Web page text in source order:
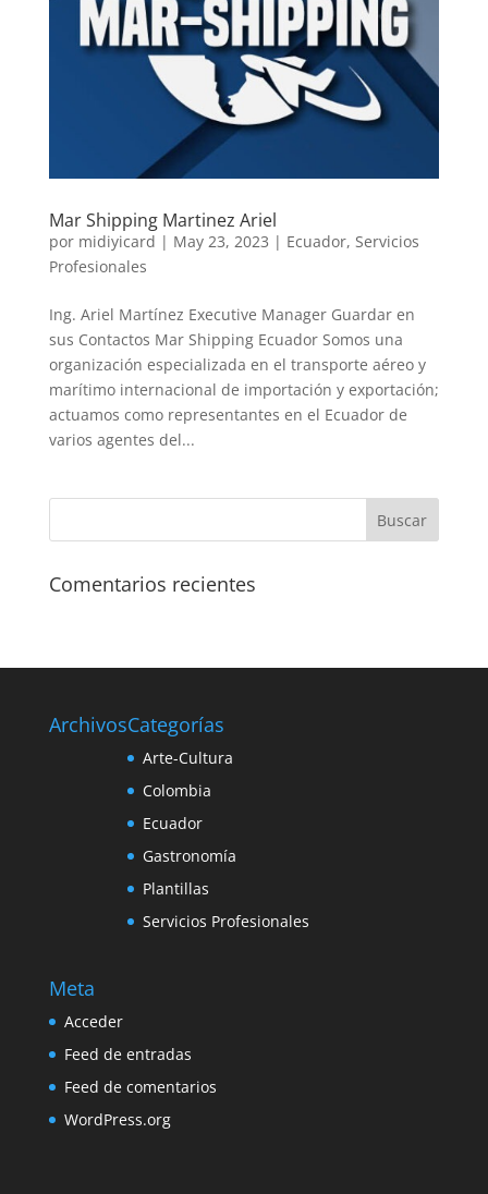
Mar Shipping Martinez Ariel
por midiyicard | May 23, 2023 | Ecuador, Servicios
Profesionales
Ing. Ariel Martínez Executive Manager Guardar en
sus Contactos Mar Shipping Ecuador Somos una
organización especializada en el transporte aéreo y
marítimo internacional de importación y exportación;
actuamos como representantes en el Ecuador de
varios agentes del...
Comentarios recientes
ArchivosCategorías
Arte-Cultura
Colombia
Ecuador
Gastronomía
Plantillas
Servicios Profesionales
Meta
Acceder
Feed de entradas
Feed de comentarios
WordPress.org